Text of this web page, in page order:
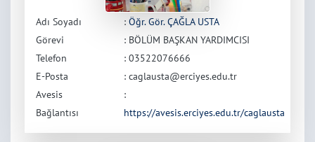
Adı Soyadı :Öğr. Gör. ÇAĞLA USTA
Görevi
: BÖLÜM BAŞKAN YARDIMCISI
Telefon
: 03522076666
E-Posta
: caglausta@erciyes.edu.tr
Avesis
Bağlantısı
:
https://avesis.erciyes.edu.tr/caglausta